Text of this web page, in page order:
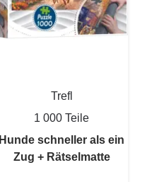
Trefl
1 000 Teile
Hunde schneller als ein
Zug + Rätselmatte